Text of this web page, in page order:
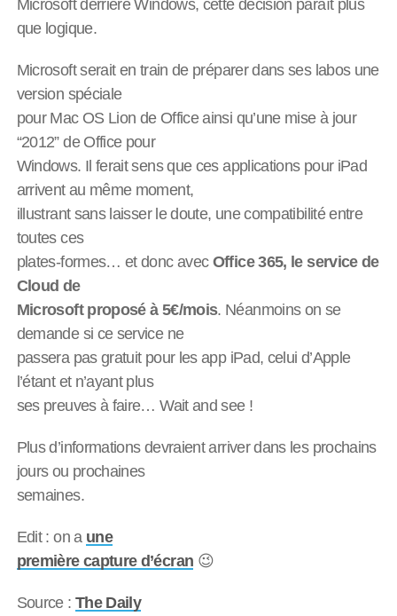
Microsoft derrière Windows, cette décision paraît plus
que logique.
Microsoft serait en train de préparer dans ses labos une
version spéciale
pour Mac OS Lion de Office ainsi qu’une mise à jour
“2012” de Office pour
Windows. Il ferait sens que ces applications pour iPad
arrivent au même moment,
illustrant sans laisser le doute, une compatibilité entre
toutes ces
plates-formes… et donc avec Office 365, le service de
Cloud de
Microsoft proposé à 5€/mois. Néanmoins on se
demande si ce service ne
passera pas gratuit pour les app iPad, celui d’Apple
l’étant et n’ayant plus
ses preuves à faire… Wait and see !
Plus d’informations devraient arriver dans les prochains
jours ou prochaines
semaines.
Edit : on a une
première capture d’écran 😉
Source : The Daily